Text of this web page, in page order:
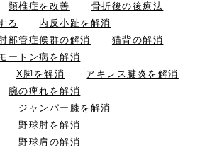
頚椎症を改善
骨折後の後療法
る
内反小趾を解消
部管症候群の解消
猫背の解消
ートン病を解消
X脚を解消
アキレス腱炎を解消
腕の痺れを解消
ジャンパー膝を解消
野球肘を解消
野球肩の解消